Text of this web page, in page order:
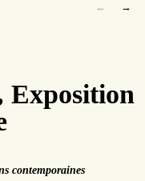
← →
Exposition
contemporaines